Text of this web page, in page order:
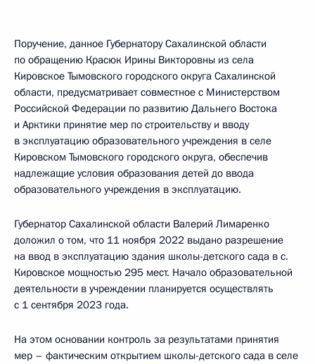
Поручение, данное Губернатору Сахалинской области
по обращению Красюк Ирины Викторовны из села
Кировское Тымовского городского округа Сахалинской
области, предусматривает совместное с Министерством
Российской Федерации по развитию Дальнего Востока
и Арктики принятие мер по строительству и вводу
в эксплуатацию образовательного учреждения в селе
Кировском Тымовского городского округа, обеспечив
надлежащие условия образования детей до ввода
образовательного учреждения в эксплуатацию.
Губернатор Сахалинской области Валерий Лимаренко
доложил о том, что 11 ноября 2022 выдано разрешение
на ввод в эксплуатацию здания школы-детского сада в с.
Кировское мощностью 295 мест. Начало образовательной
деятельности в учреждении планируется осуществлять
с 1 сентября 2023 года.
На этом основании контроль за результатами принятия
мер – фактическим открытием школы-детского сада в селе